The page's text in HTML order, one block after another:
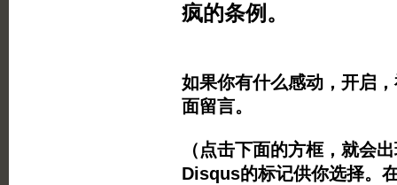
疯的条例。
如果你有什么感动，开启
面留言。
（点击下面的方框，就会
Disqus的标记供你选择。